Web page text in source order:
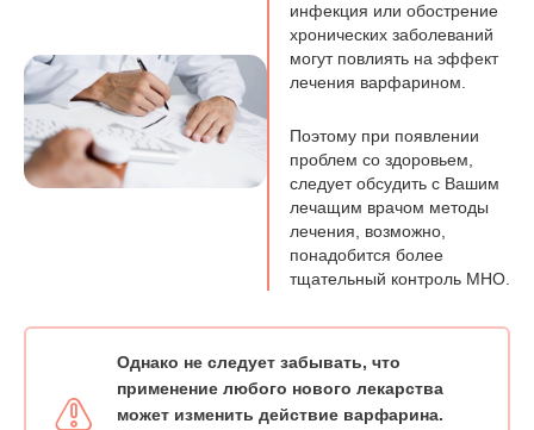
инфекция или обострение
хронических заболеваний
могут повлиять на эффект
лечения варфарином.
Поэтому при появлении
проблем со здоровьем,
следует обсудить с Вашим
лечащим врачом методы
лечения, возможно,
понадобится более
тщательный контроль МНО.
Однако не следует забывать, что
применение любого нового лекарства
может изменить действие варфарина.